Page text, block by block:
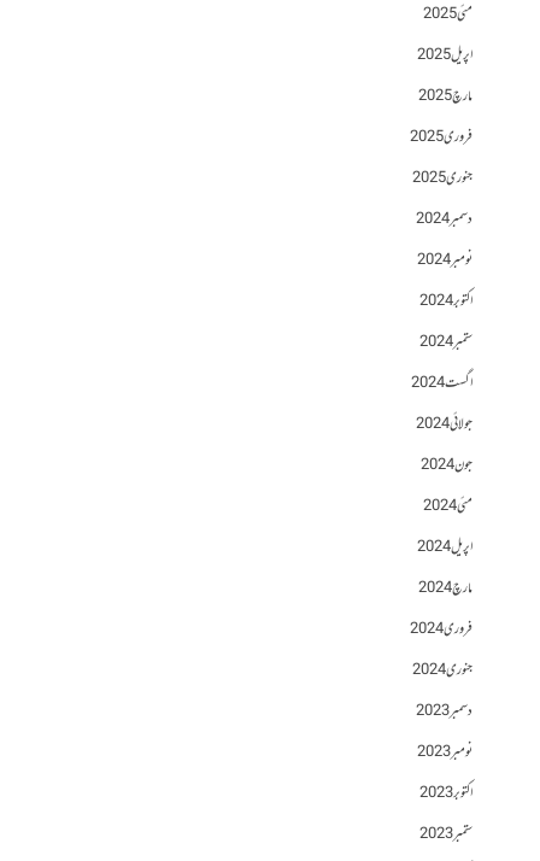
مئی 2025
اپریل 2025
مارچ 2025
فروری 2025
جنوری 2025
دسمبر 2024
نومبر 2024
اکتوبر 2024
ستمبر 2024
اگست 2024
جولائی 2024
جون 2024
مئی 2024
اپریل 2024
مارچ 2024
فروری 2024
جنوری 2024
دسمبر 2023
نومبر 2023
اکتوبر 2023
ستمبر 2023